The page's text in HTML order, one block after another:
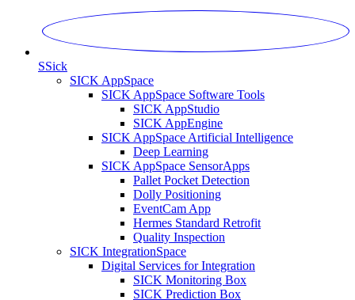
SSick
SICK AppSpace
SICK AppSpace Software Tools
SICK AppStudio
SICK AppEngine
SICK AppSpace Artificial Intelligence
Deep Learning
SICK AppSpace SensorApps
Pallet Pocket Detection
Dolly Positioning
EventCam App
Hermes Standard Retrofit
Quality Inspection
SICK IntegrationSpace
Digital Services for Integration
SICK Monitoring Box
SICK Prediction Box